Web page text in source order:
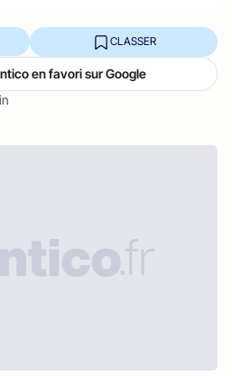
CLASSER
en favori sur Google